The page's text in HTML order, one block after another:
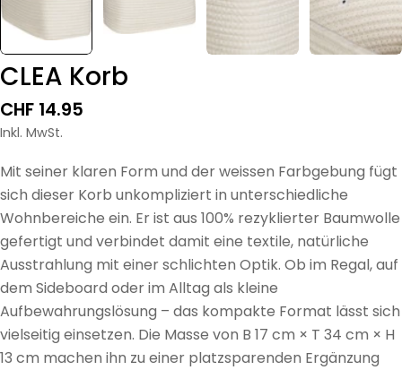
CLEA Korb
Regulärer
Preis
CHF 14.95
Inkl. MwSt.
Mit seiner klaren Form und der weissen Farbgebung fügt
sich dieser Korb unkompliziert in unterschiedliche
Wohnbereiche ein. Er ist aus 100% rezyklierter Baumwolle
gefertigt und verbindet damit eine textile, natürliche
Ausstrahlung mit einer schlichten Optik. Ob im Regal, auf
dem Sideboard oder im Alltag als kleine
Aufbewahrungslösung – das kompakte Format lässt sich
vielseitig einsetzen. Die Masse von B 17 cm × T 34 cm × H
13 cm machen ihn zu einer platzsparenden Ergänzung